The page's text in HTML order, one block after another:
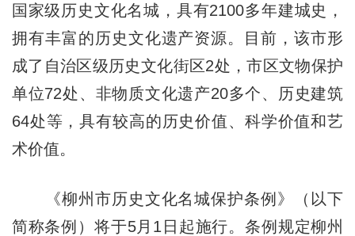
国家级历史文化名城，具有2100多年建城史，
拥有丰富的历史文化遗产资源。目前，该市形
成了自治区级历史文化街区2处，市区文物保护
单位72处、非物质文化遗产20多个、历史建筑
64处等，具有较高的历史价值、科学价值和艺
术价值。
《柳州市历史文化名城保护条例》（以下
简称条例）将于5月1日起施行。条例规定柳州